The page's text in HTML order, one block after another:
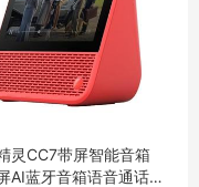
灵CC7带屏智能音箱
AI蓝牙音箱语音通话机